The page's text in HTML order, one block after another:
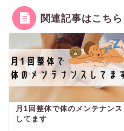
関連記事はこちら
月1回整体で体のメンテナンス
してます